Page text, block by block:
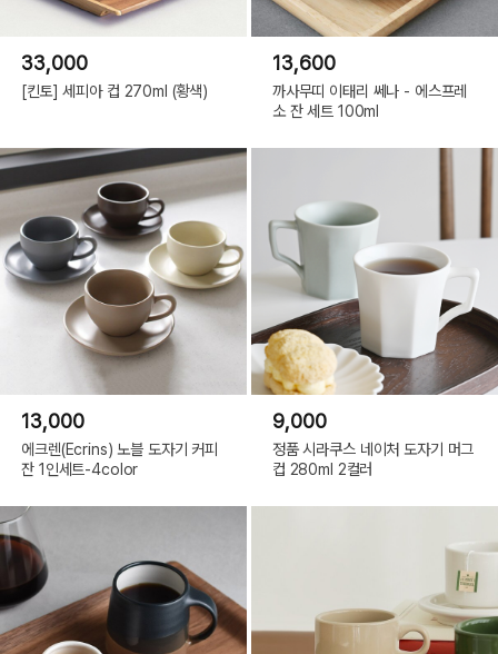
33,000
[킨토] 세피아 컵 270ml (황색)
13,600
까사무띠 이태리 쎄나 - 에스프레
소 잔 세트 100ml
13,000
에크렌(Ecrins) 노블 도자기 커피
잔 1인세트-4color
9,000
정품 시라쿠스 네이처 도자기 머그
컵 280ml 2컬러